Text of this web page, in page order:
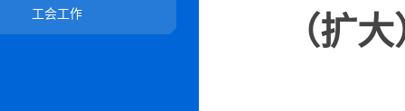
工会工作
（扩